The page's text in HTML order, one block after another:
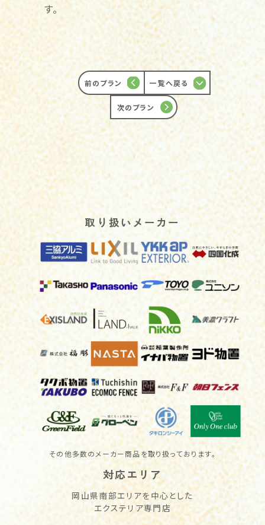
す。
前のプラン 一覧へ戻る
次のプラン
取り扱いメーカー
その他多数のメーカー商品を取り扱っております。
対応エリア
岡山県南部エリアを中心とした
エクステリア専門店